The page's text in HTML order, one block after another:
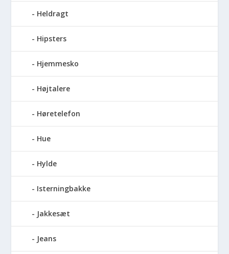
Heldragt
Hipsters
Hjemmesko
Højtalere
Høretelefon
Hue
Hylde
Isterningbakke
Jakkesæt
Jeans